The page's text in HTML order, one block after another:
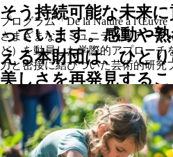
プログラム「De la Nature à
さまざまなコミュニティ（アーテ
ど）を動員した学際的アプローチ
力と密接に結びついた芸術的研究
そう持続可能な未来
っています。感動や
える本財団は、ひと
美しさを再発見する
す。そこではアート
り良い未来を描くた
ンを引き出します。